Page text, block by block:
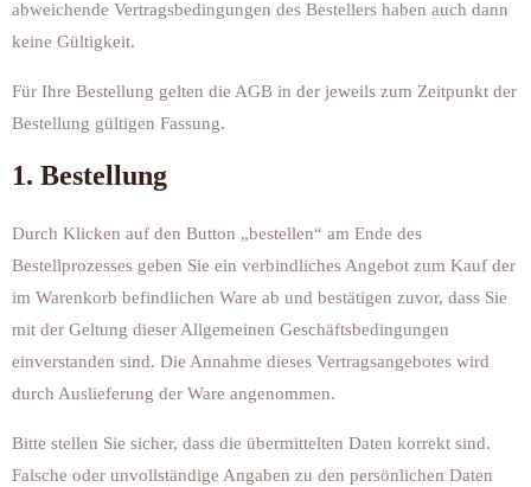
abweichende Vertragsbedingungen des Bestellers haben auch dann
keine Gültigkeit.
Für Ihre Bestellung gelten die AGB in der jeweils zum Zeitpunkt der
Bestellung gültigen Fassung.
1. Bestellung
Durch Klicken auf den Button „bestellen“ am Ende des
Bestellprozesses geben Sie ein verbindliches Angebot zum Kauf der
im Warenkorb befindlichen Ware ab und bestätigen zuvor, dass Sie
mit der Geltung dieser Allgemeinen Geschäftsbedingungen
einverstanden sind. Die Annahme dieses Vertragsangebotes wird
durch Auslieferung der Ware angenommen.
Bitte stellen Sie sicher, dass die übermittelten Daten korrekt sind.
Falsche oder unvollständige Angaben zu den persönlichen Daten